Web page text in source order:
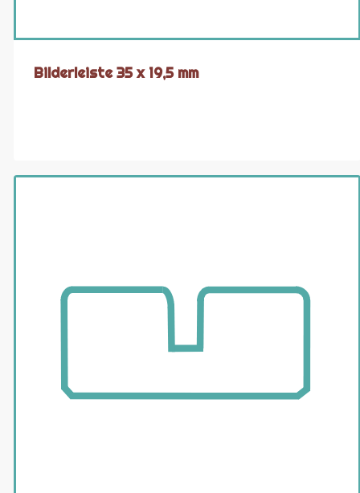
Bilderleiste 35 x 19,5 mm